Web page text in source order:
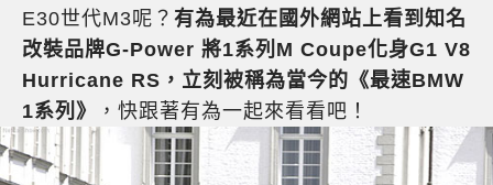
E30世代M3呢？ 有為最近在國外網站上看到知名
改裝品牌G-Power 將1系列M Coupe化身G1 V8
Hurricane RS，立刻被稱為當今的《最速BMW
1系列》
，快跟著有為一起來看看吧！